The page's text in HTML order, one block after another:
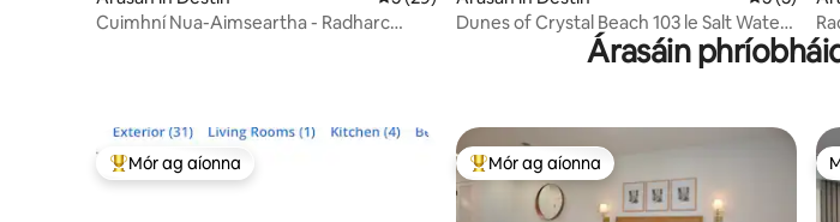
Cuimhní Nua-Aimseartha - Radharc
Dunes of Crystal Beach 103 le Salt Water
Árasáin
An-mhór ag aíonna
Mór ag aíonna An-mhór ag aíonna
Mór ag aíonna